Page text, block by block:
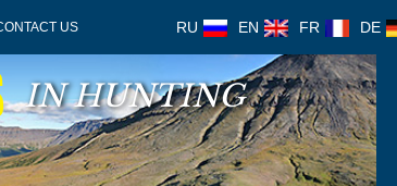
US RU EN FR DE
IN HUNTING